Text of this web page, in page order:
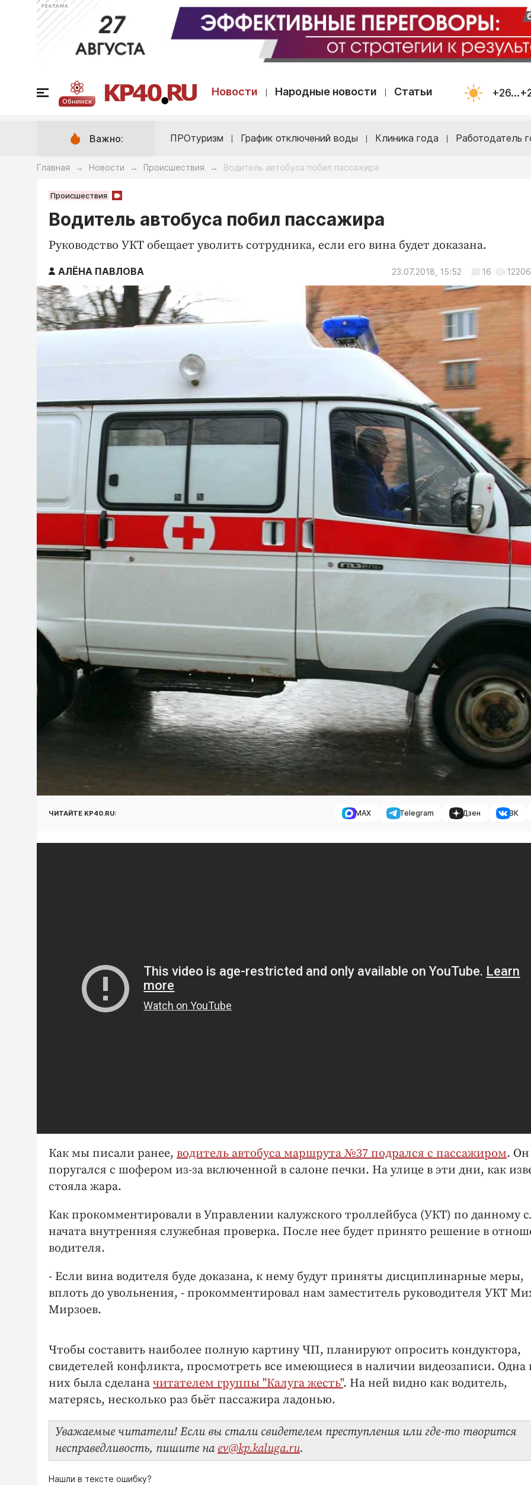
РЕКЛАМА
Обнинск
Новости Народные новости Статьи
Важно: ПРОтуризм График отключений воды Клиника года Работодатель
Главная → Новости → Происшествия → Водитель автобуса побил пассажира
Происшествия
Водитель автобуса побил пассажира
Руководство УКТ обещает уволить сотрудника, если его вина будет доказана.
АЛЁНА ПАВЛОВА 23.07.2018, 15:52 16 12206
ЧИТАЙТЕ KP40.RU: MAX Telegram Дзен ВК
Как мы писали ранее, водитель автобуса маршрута №37 подрался с пассажиром. Он
поругался с шофером из-за включенной в салоне печки. На улице в эти дни, как
стояла жара.
Как прокомментировали в Управлении калужского троллейбуса (УКТ) по данному
начата внутренняя служебная проверка. После нее будет принято решение в
водителя.
- Если вина водителя буде доказана, к нему будут приняты дисциплинарные меры,
вплоть до увольнения, - прокомментировал нам заместитель руководителя УКТ
Мирзоев.
Чтобы составить наиболее полную картину ЧП, планируют опросить кондуктора,
свидетелей конфликта, просмотреть все имеющиеся в наличии видеозаписи. Одна
них была сделана читателем группы "Калуга жесть". На ней видно как водитель,
матерясь, несколько раз бьёт пассажира ладонью.
Уважаемые читатели! Если вы стали свидетелем преступления или где-то творится
несправедливость, пишите наev@kp.kaluga.ru.
Нашли в тексте ошибку?